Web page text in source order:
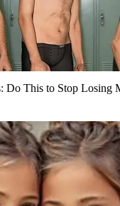
Do This to Stop Losing